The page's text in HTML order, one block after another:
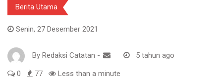
Berita Utama
Senin, 27 Desember 2021
By Redaksi Catatan - 5 tahun ago
0 77 Less than a minute